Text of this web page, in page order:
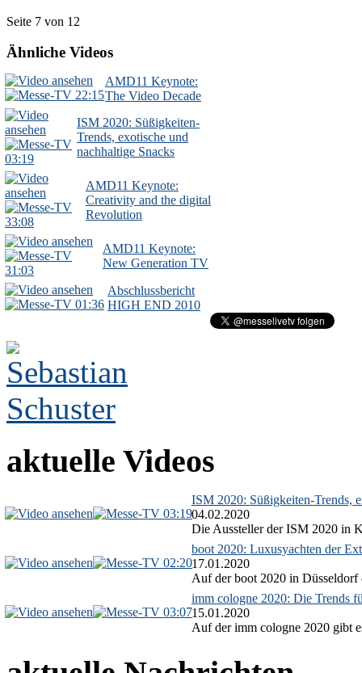
Seite 7 von 12
Ähnliche Videos
22:15
AMD11 Keynote:
The Video Decade
03:19
ISM 2020: Süßigkeiten-
Trends, exotische und
nachhaltige Snacks
33:08
AMD11 Keynote:
Creativity and the digital
Revolution
31:03
AMD11 Keynote:
New Generation TV
01:36
Abschlussbericht
HIGH END 2010
aktuelle Videos
03:19
ISM 2020: Süßigkeiten-Trends,
04.02.2020
Die Aussteller der ISM 2020 in
02:20
boot 2020: Luxusyachten der
17.01.2020
Auf der boot 2020 in Düsseldorf
03:07
imm cologne 2020: Die Trends
15.01.2020
Auf der imm cologne 2020 gibt